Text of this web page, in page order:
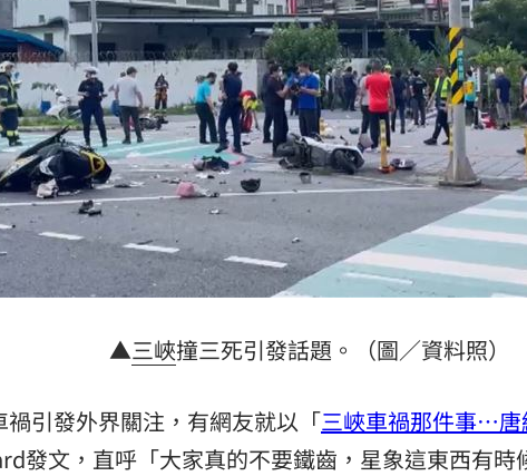
點「這特殊餐」傻眼了 19:51
人住我家」屋主超傻眼 19:47
直升機慶祝墜機4人罹難 19:47
中 20:31
播 15:27
線上直播 18:00
「頂奢大道」逐漸成形 12:00
宙」職涯論壇9/12登場！ 10:30
▲三峽撞三死引發話題。（圖／資料照）
禍引發外界關注，有網友就以「三峽車禍那件事…唐
發文，直呼「大家真的不要鐵齒，星象這東西有